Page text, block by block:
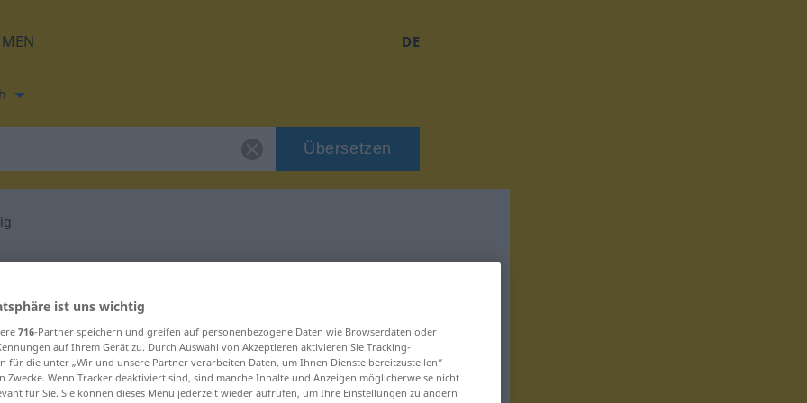
DE
Übersetzen
für "allmächtig"
ist uns wichtig
716-Partner speichern und greifen auf personenbezogene Daten wie Browserdaten oder
auf Ihrem Gerät zu. Durch Auswahl von Akzeptieren aktivieren Sie Tracking-
für die unter „Wir und unsere Partner verarbeiten Daten, um Ihnen Dienste bereitzustellen“
Zwecke. Wenn Tracker deaktiviert sind, sind manche Inhalte und Anzeigen möglicherweise nicht
für Sie. Sie können dieses Menü jederzeit wieder aufrufen, um Ihre Einstellungen zu ändern